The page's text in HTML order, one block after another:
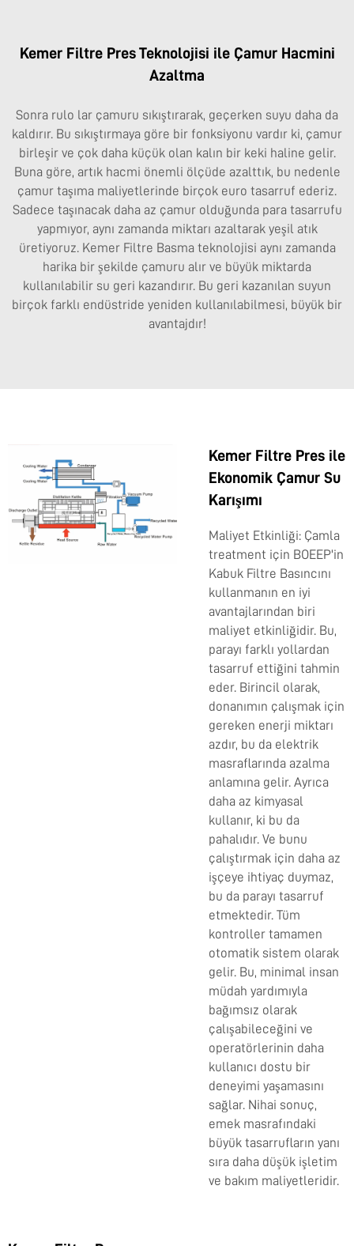
Kemer Filtre Pres Teknolojisi ile Çamur Hacmini
Azaltma
Sonra rulo lar çamuru sıkıştırarak, geçerken suyu daha da
kaldırır. Bu sıkıştırmaya göre bir fonksiyonu vardır ki, çamur
birleşir ve çok daha küçük olan kalın bir keki haline gelir.
Buna göre, artık hacmi önemli ölçüde azalttık, bu nedenle
çamur taşıma maliyetlerinde birçok euro tasarruf ederiz.
Sadece taşınacak daha az çamur olduğunda para tasarrufu
yapmıyor, aynı zamanda miktarı azaltarak yeşil atık
üretiyoruz. Kemer Filtre Basma teknolojisi aynı zamanda
harika bir şekilde çamuru alır ve büyük miktarda
kullanılabilir su geri kazandırır. Bu geri kazanılan suyun
birçok farklı endüstride yeniden kullanılabilmesi, büyük bir
avantajdır!
Kemer Filtre Pres ile
Ekonomik Çamur Su
Karışımı
Maliyet Etkinliği: Çamla
treatment için BOEEP'in
Kabuk Filtre Basıncını
kullanmanın en iyi
avantajlarından biri
maliyet etkinliğidir. Bu,
parayı farklı yollardan
tasarruf ettiğini tahmin
eder. Birincil olarak,
donanımın çalışmak için
gereken enerji miktarı
azdır, bu da elektrik
masraflarında azalma
anlamına gelir. Ayrıca
daha az kimyasal
kullanır, ki bu da
pahalıdır. Ve bunu
çalıştırmak için daha az
işçeye ihtiyaç duymaz,
bu da parayı tasarruf
etmektedir. Tüm
kontroller tamamen
otomatik sistem olarak
gelir. Bu, minimal insan
müdah yardımıyla
bağımsız olarak
çalışabileceğini ve
operatörlerinin daha
kullanıcı dostu bir
deneyimi yaşamasını
sağlar. Nihai sonuç,
emek masrafındaki
büyük tasarrufların yanı
sıra daha düşük işletim
ve bakım maliyetleridir.